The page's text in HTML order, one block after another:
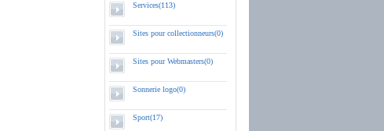
Services(113)
Sites pour collectionneurs(0)
Sites pour Webmasters(0)
Sonnerie logo(0)
Sport(17)